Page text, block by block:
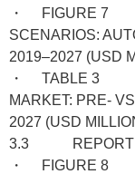
・ FIGURE 7
SCENARIOS:
2019–2027 (USD
・ TABLE 3
MARKET: PRE-
2027 (USD
3.3 REPORT
・ FIGURE 8